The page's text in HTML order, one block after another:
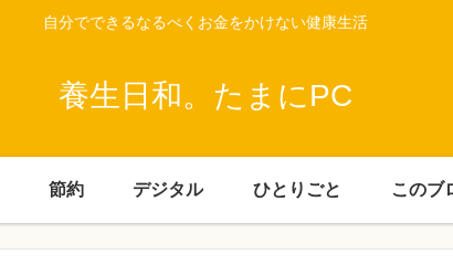
自分でできるなるべくお金をかけない健康生活
養生日和。たまにPC
節約 デジタル ひとりごと このブ